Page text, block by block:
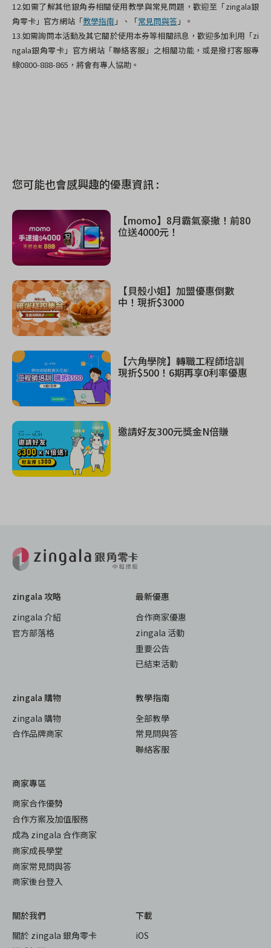
12.如需了解其他銀角券相關使用教學與常見問題，歡迎至「zingala銀
角零卡」官方網站「教學指南 」、「常見問與答 」。
13.如需詢問本活動及其它關於使用本券等相關訊息，歡迎多加利用「zi
ngala銀角零卡」官方網站「聯絡客服」之相關功能，或是撥打客服專
線0800-888-865，將會有專人協助。
您可能也會感興趣的優惠資訊 :
【momo】8月霸氣豪撒！前80
位送4000元！
【貝殼小姐】加盟優惠倒數
中！現折$3000
【六角學院】轉職工程師培訓
現折$500！6期再享0利率優惠
邀請好友300元獎金N倍賺
zingala 攻略
zingala 介紹
官方部落格
最新優惠
合作商家優惠
zingala 活動
重要公告
已結束活動
zingala 購物
zingala 購物
合作品牌商家
教學指南
全部教學
常見問與答
聯絡客服
商家專區
商家合作優勢
合作方案及加值服務
成為 zingala 合作商家
商家成長學堂
商家常見問與答
商家後台登入
關於我們
關於 zingala 銀角零卡
下載
iOS